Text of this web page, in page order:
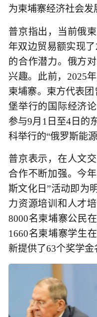
为柬埔寨经济社会发
普京指出，当前俄
年双边贸易额实现
的合作潜力。俄方
兴趣。此前，2025
柬埔寨。柬方代表
堡举行的国际经济
参与9月1日至4日的
科举行的“俄罗斯能源
普京表示，在人文
合作不断加强。今
斯文化日”活动即为
力资源培训和人才
8000名柬埔寨公民
1660名柬埔寨学生
新提供了63个奖学金